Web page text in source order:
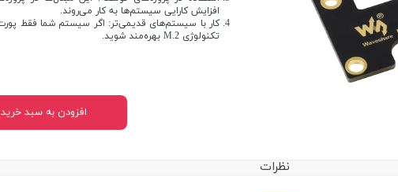
افزایش کارایی سیستم‌ها به کار می‌روند.
تکنولوژی M.2 بهره‌مند شوید.
افزودن به سبد خرید
نظرات